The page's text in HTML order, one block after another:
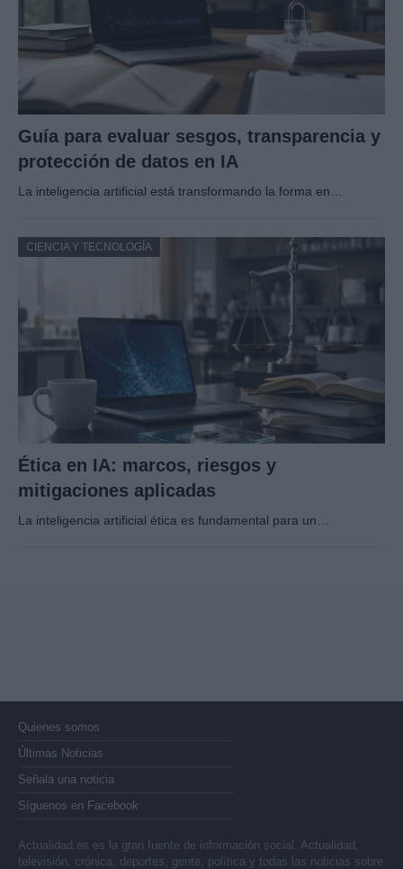
Guía para evaluar sesgos, transparencia y
protección de datos en IA
La inteligencia artificial está transformando la forma en…
CIENCIA Y TECNOLOGÍA
Ética en IA: marcos, riesgos y
mitigaciones aplicadas
La inteligencia artificial ética es fundamental para un…
Quienes somos
Últimas Noticias
Señala una noticia
Síguenos en Facebook
Actualidad.es es la gran fuente de información social. Actualidad,
televisión, crónica, deportes, gente, política y todas las noticias sobre